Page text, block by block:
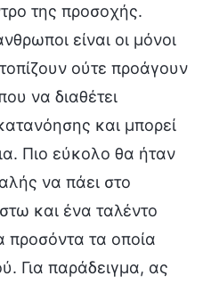
της προσοχής.
είναι οι μόνοι
ούτε προάγουν
να διαθέτει
και μπορεί
Πιο εύκολο θα ήταν
να πάει στο
και ένα ταλέντο
προσόντα τα οποία
Για παράδειγμα, ας